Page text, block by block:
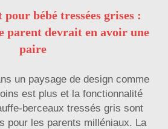
bébé tressées grises :
parent devrait en avoir une
paire
un paysage de design comme
est plus et la fonctionnalité
berceaux tressés gris sont
pour les parents milléniaux. La